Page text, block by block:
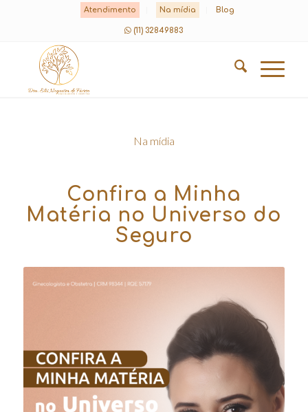
Atendimento Na mídia Blog
(11) 32849883
Na mídia
Confira a Minha
Matéria no Universo do
Seguro